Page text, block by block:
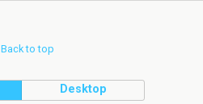
Back to top
Desktop